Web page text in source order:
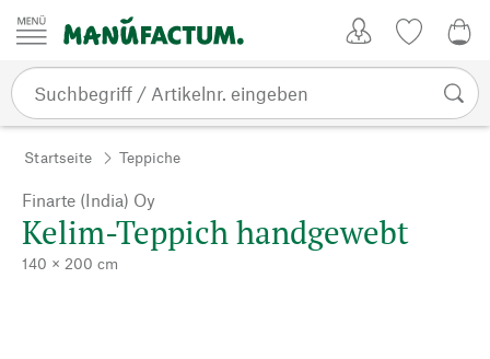
Zum Inhalt springen
Startseite Teppiche
Finarte (India) Oy
Kelim-Teppich handgewebt
140 × 200 cm